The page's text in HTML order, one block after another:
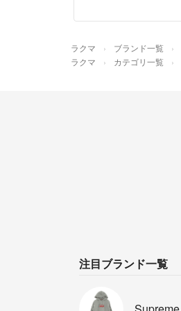
ラクマ ブランド一覧
ラクマ カテゴリ一覧
注目ブランド一覧